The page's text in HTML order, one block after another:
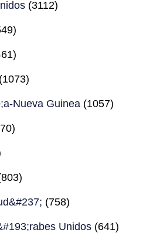
(3112)
(1073)
Nueva Guinea (1057)
(758)
Unidos (641)